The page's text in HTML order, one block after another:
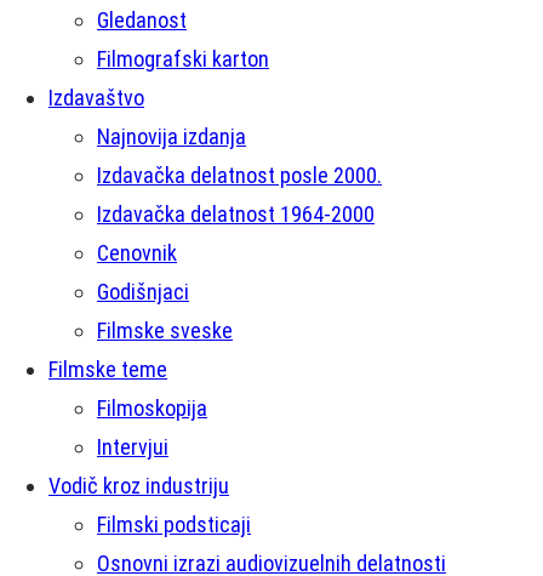
Gledanost
Filmografski karton
Izdavaštvo
Najnovija izdanja
Izdavačka delatnost posle 2000.
Izdavačka delatnost 1964-2000
Cenovnik
Godišnjaci
Filmske sveske
Filmske teme
Filmoskopija
Intervjui
Vodič kroz industriju
Filmski podsticaji
Osnovni izrazi audiovizuelnih delatnosti